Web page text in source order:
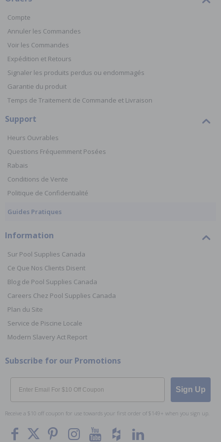
Compte
Annuler les Commandes
Voir les Commandes
Expédition et Retours
Signaler les produits perdus ou endommagés
Garantie du produit
Temps de Traitement de Commande et Livraison
Support
Heurs Ouvrables
Questions Fréquemment Posées
Rabais
Conditions de Vente
Politique de Confidentialité
Guides Pratiques
Information
Sur Pool Supplies Canada
Ce Que Nos Clients Disent
Blog de Pool Supplies Canada
Careers Chez Pool Supplies Canada
Plan du Site
Service de Piscine Locale
Modern Slavery Act Report
Subscribe for our Promotions
Email
Sign Up
Receive a $10 off coupon for use towards your first order of $149+ when you sign up.